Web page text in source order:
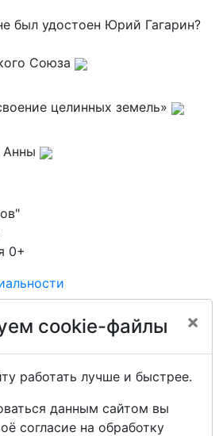
был удостоен Юрий Гагарин?
Союза
целинных земель»
Анны
0+
cookie-файлы ×
работать лучше и быстрее.
данным сайтом вы
согласие на обработку